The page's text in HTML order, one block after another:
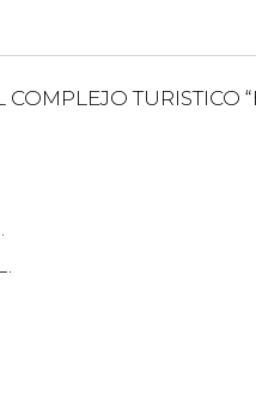
TURISTICO